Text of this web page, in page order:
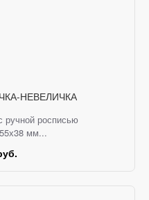
НЕВЕЛИЧКА
ручной росписью
мм...